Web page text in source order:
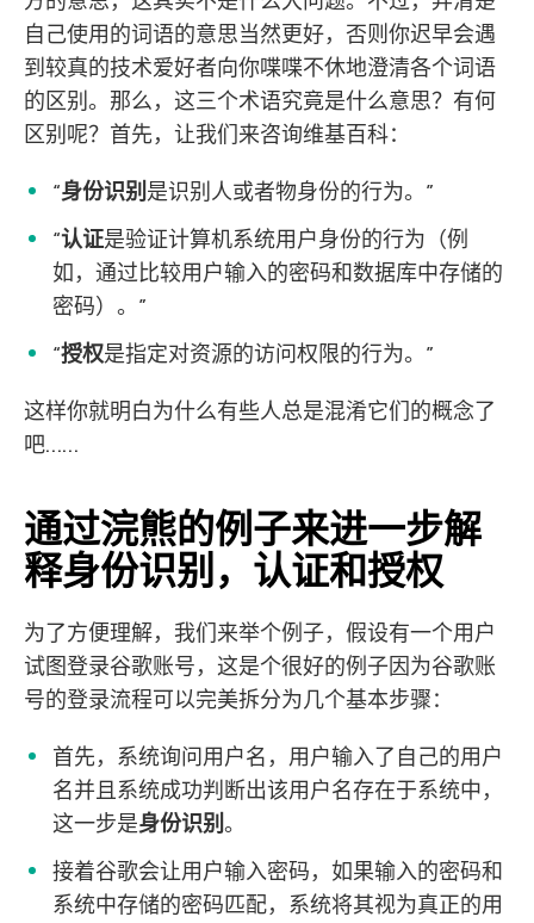
自己使用的词语的意思当然更好，否则你迟早会遇
到较真的技术爱好者向你喋喋不休地澄清各个词语
的区别。那么，这三个术语究竟是什么意思？有何
区别呢？首先，让我们来咨询维基百科：
“身份识别 是识别人或者物身份的行为。”
“认证是验证计算机系统用户身份的行为（例
如，通过比较用户输入的密码和数据库中存储的
密码）。”
“授权是指定对资源的访问权限的行为。”
这样你就明白为什么有些人总是混淆它们的概念了
吧……
通过浣熊的例子来进一步解
释身份识别，认证和授权
为了方便理解，我们来举个例子，假设有一个用户
试图登录谷歌账号，这是个很好的例子因为谷歌账
号的登录流程可以完美拆分为几个基本步骤：
首先，系统询问用户名，用户输入了自己的用户
名并且系统成功判断出该用户名存在于系统中，
这一步是身份识别。
接着谷歌会让用户输入密码，如果输入的密码和
系统中存储的密码匹配，系统将其视为真正的用